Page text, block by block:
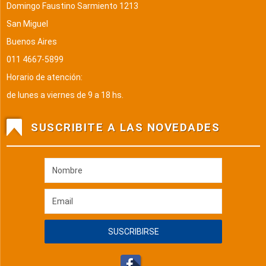
Domingo Faustino Sarmiento 1213
San Miguel
Buenos Aires
011 4667-5899
Horario de atención:
de lunes a viernes de 9 a 18 hs.
SUSCRIBITE A LAS NOVEDADES